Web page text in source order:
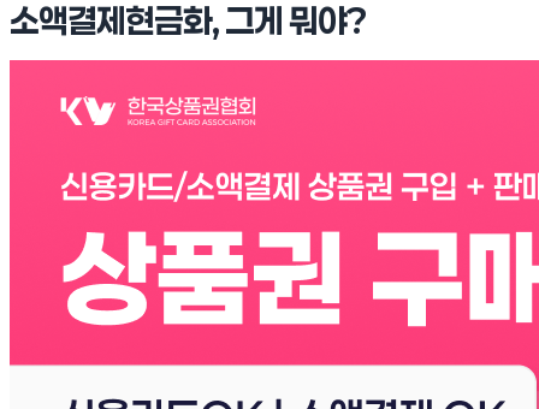
소액결제현금화, 그게 뭐야?